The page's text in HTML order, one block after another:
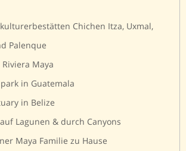
Chichen Itza, Uxmal,
Palenque
Maya
in Guatemala
in Belize
Lagunen & durch Canyons
Maya Familie zu Hause